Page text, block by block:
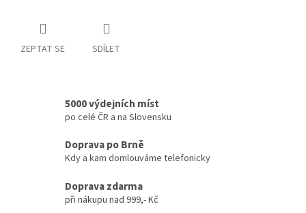
ZEPTAT SE SDÍLET
5000 výdejních míst
po celé ČR a na Slovensku
Doprava po Brně
Kdy a kam domlouváme telefonicky
Doprava zdarma
při nákupu nad 999,- Kč